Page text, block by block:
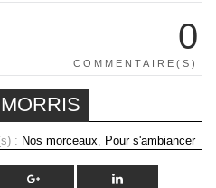
0
COMMENTAIRE(S)
: Nos morceaux, Pour s'ambiancer